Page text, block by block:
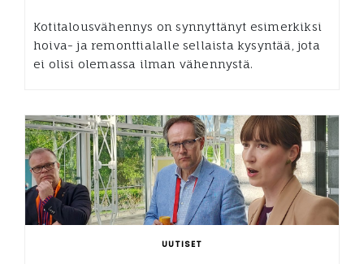
Kotitalousvähennys on synnyttänyt esimerkiksi
hoiva- ja remonttialalle sellaista kysyntää, jota
ei olisi olemassa ilman vähennystä.
UUTISET